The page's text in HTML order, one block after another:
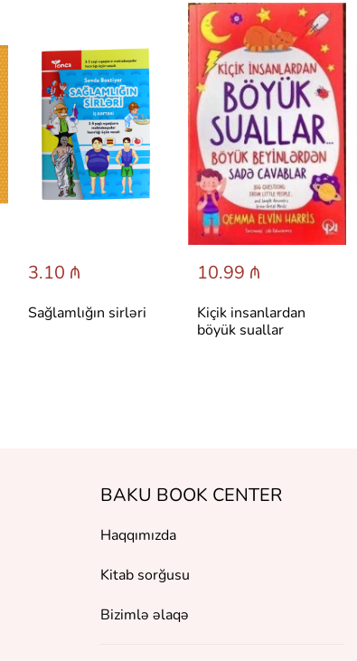
3.10 ₼
Sağlamlığın sirləri
10.99 ₼
Kiçik insanlardan
böyük suallar
BAKU BOOK CENTER
Haqqımızda
Kitab sorğusu
Bizimlə əlaqə